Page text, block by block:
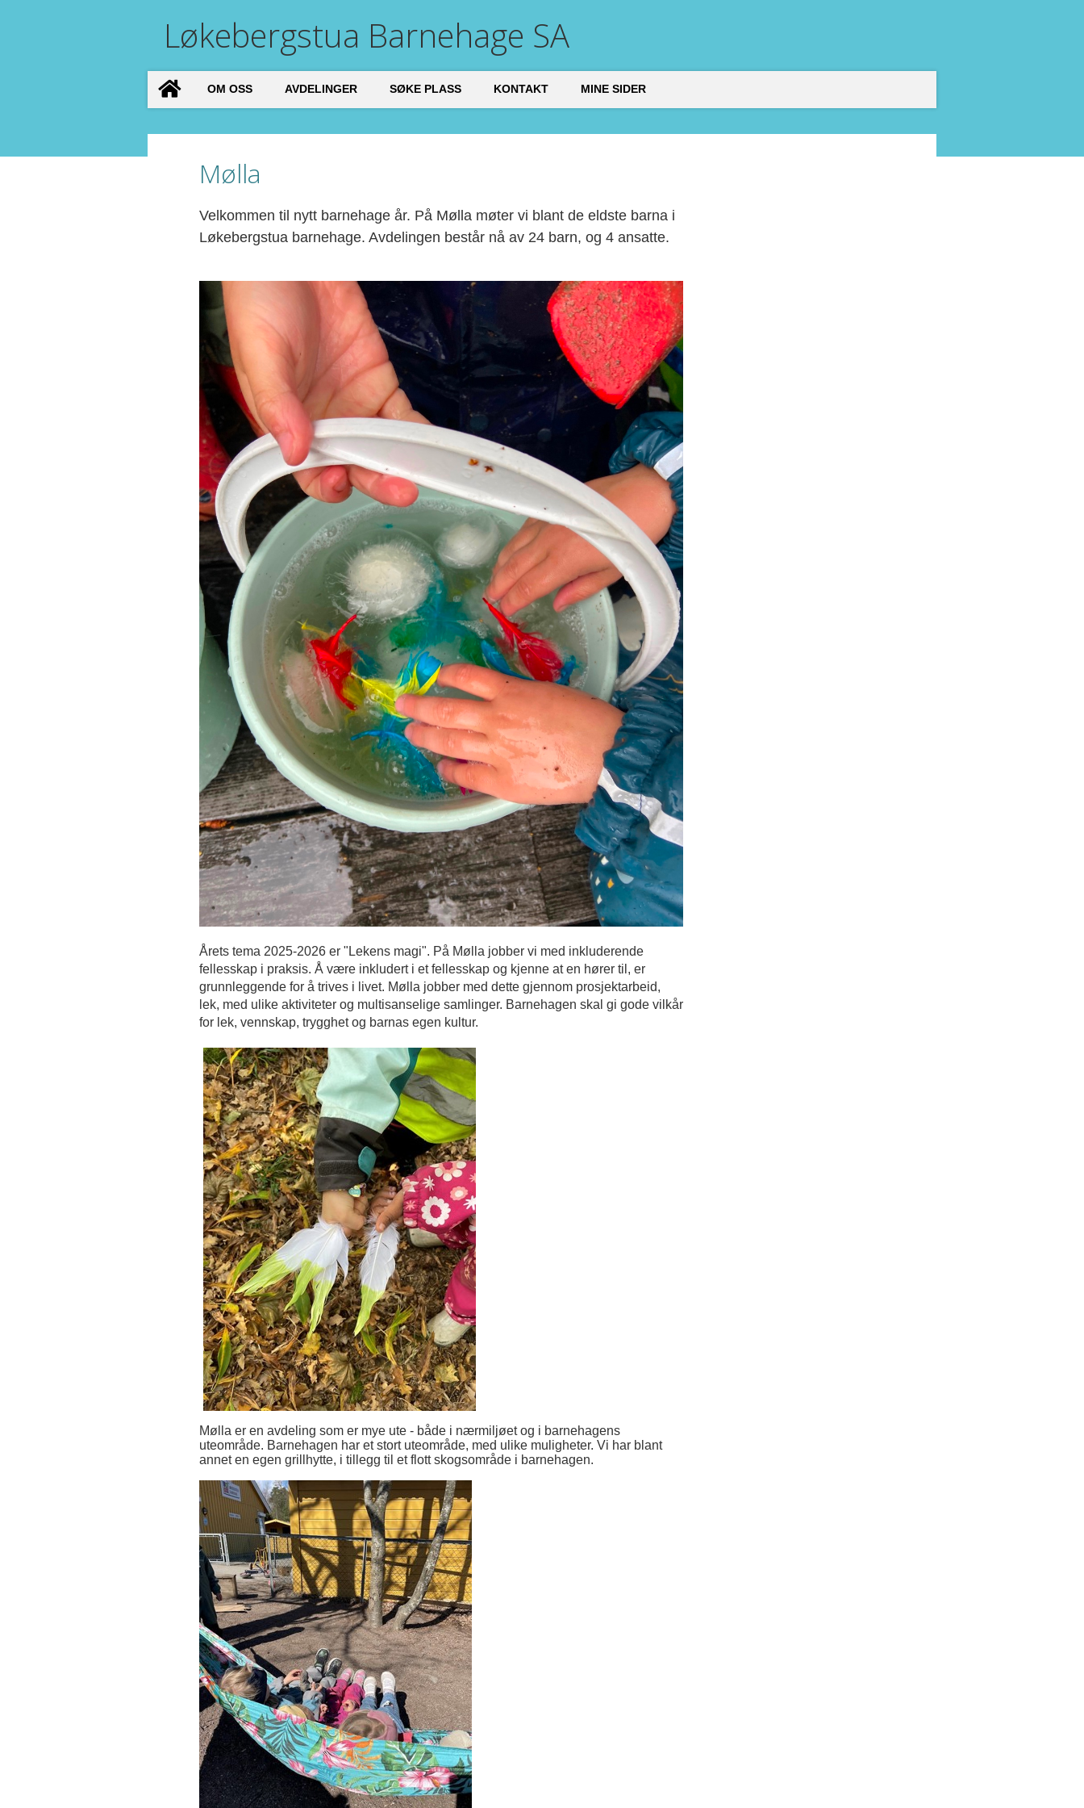
Løkebergstua Barnehage SA
OM OSS AVDELINGER SØKE PLASS KONTAKT MINE SIDER
Mølla
Velkommen til nytt barnehage år. På Mølla møter vi blant de eldste barna i
Løkebergstua barnehage. Avdelingen består nå av 24 barn, og 4 ansatte.
Årets tema 2025-2026 er "Lekens magi". På Mølla jobber vi med inkluderende
fellesskap i praksis. Å være inkludert i et fellesskap og kjenne at en hører til, er
grunnleggende for å trives i livet. Mølla jobber med dette gjennom prosjektarbeid,
lek, med ulike aktiviteter og multisanselige samlinger. Barnehagen skal gi gode vilkår
for lek, vennskap, trygghet og barnas egen kultur.
Mølla er en avdeling som er mye ute - både i nærmiljøet og i barnehagens
uteområde. Barnehagen har et stort uteområde, med ulike muligheter. Vi har blant
annet en egen grillhytte, i tillegg til et flott skogsområde i barnehagen.